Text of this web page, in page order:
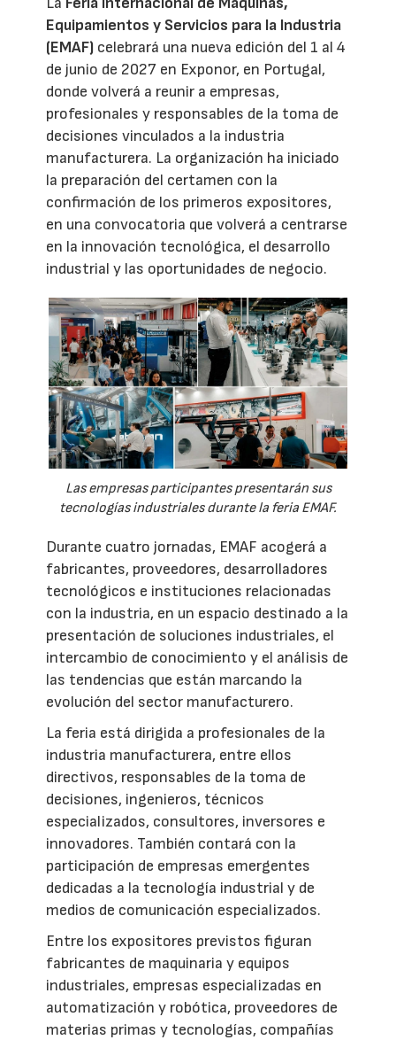
Equipamientos y Servicios para la Industria
(EMAF) celebrará una nueva edición del 1 al 4
de junio de 2027 en Exponor, en Portugal,
donde volverá a reunir a empresas,
profesionales y responsables de la toma de
decisiones vinculados a la industria
manufacturera. La organización ha iniciado
la preparación del certamen con la
confirmación de los primeros expositores,
en una convocatoria que volverá a centrarse
en la innovación tecnológica, el desarrollo
industrial y las oportunidades de negocio.
Las empresas participantes presentarán sus
tecnologías industriales durante la feria EMAF.
Durante cuatro jornadas, EMAF acogerá a
fabricantes, proveedores, desarrolladores
tecnológicos e instituciones relacionadas
con la industria, en un espacio destinado a la
presentación de soluciones industriales, el
intercambio de conocimiento y el análisis de
las tendencias que están marcando la
evolución del sector manufacturero.
La feria está dirigida a profesionales de la
industria manufacturera, entre ellos
directivos, responsables de la toma de
decisiones, ingenieros, técnicos
especializados, consultores, inversores e
innovadores. También contará con la
participación de empresas emergentes
dedicadas a la tecnología industrial y de
medios de comunicación especializados.
Entre los expositores previstos figuran
fabricantes de maquinaria y equipos
industriales, empresas especializadas en
automatización y robótica, proveedores de
materias primas y tecnologías, compañías